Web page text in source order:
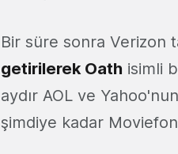
Bir süre sonra Verizon
getirilerek Oath isimli
aydır AOL ve
şimdiye kadar